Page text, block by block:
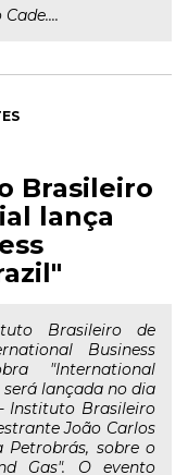
Brasileiro
lança
Brasileiro de
Business
"International
lançada no dia
Instituto Brasileiro
João Carlos
Petrobrás, sobre o
Gas". O evento